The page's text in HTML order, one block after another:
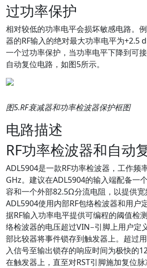
过功率保护
相对较低的功率电平会损坏敏感电路。
器的RF输入的绝对最大功率电平为+2.5
一个过功率保护，当功率电平下降到可
自动复位电路，如图5所示。
图5.RF衰减器和功率检波器保护框图
电路描述
RF功率检波器和自动
ADL5904是一款RF功率检波器，工作频
GHz。建议在ADL5904的输入端配备一
容和一个外部82.5Ω分流电阻，以提供宽
ADL5904使用内部RF包络检波器和用户
据RF输入功率电平提供可编程的阈值检
络检波器的电压超过VIN−引脚上用户定
部比较器将事件锁存到触发器上。超过
入信号至输出锁存的响应时间为极快的
在触发器上，直至对RST引脚施加复位脉